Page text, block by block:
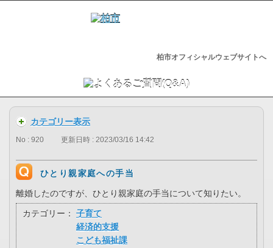
柏市オフィシャルウェブサイトへ
カテゴリー表示
No : 920 更新日時 : 2023/03/16 14:42
ひとり親家庭への手当
離婚したのですが、ひとり親家庭の手当について知りたい。
カテゴリー：
子育て
経済的支援
こども福祉課